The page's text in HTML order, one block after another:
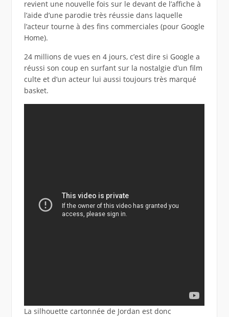
revient une nouvelle fois sur le devant de l’affiche à
l’aide d’une parodie très réussie dans laquelle
l’acteur tourne à des fins commerciales (pour Google
Home).
24 millions de vues en 4 jours, c’est dire si Google a
réussi son coup en surfant sur la nostalgie d’un film
culte et d’un acteur lui aussi toujours très marqué
basket.
La silhouette cartonnée de Jordan est donc